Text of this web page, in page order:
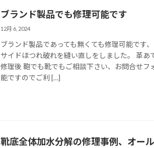
ブランド製品でも修理可能です
12月 6, 2024
ブランド製品であっても無くても修理可能です
サイドほつれ破れを縫い直しをしました。 革あ
修理後 鞄でも靴でもご相談下さい、お問合せフ
能ですのでご利 […]
靴底全体加水分解の修理事例、オー